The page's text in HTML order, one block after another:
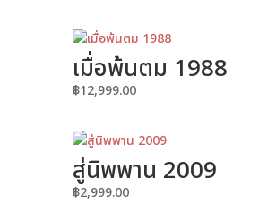
เมื่อพ้นตม 1988
฿12,999.00
สู่นิพพาน 2009
฿2,999.00